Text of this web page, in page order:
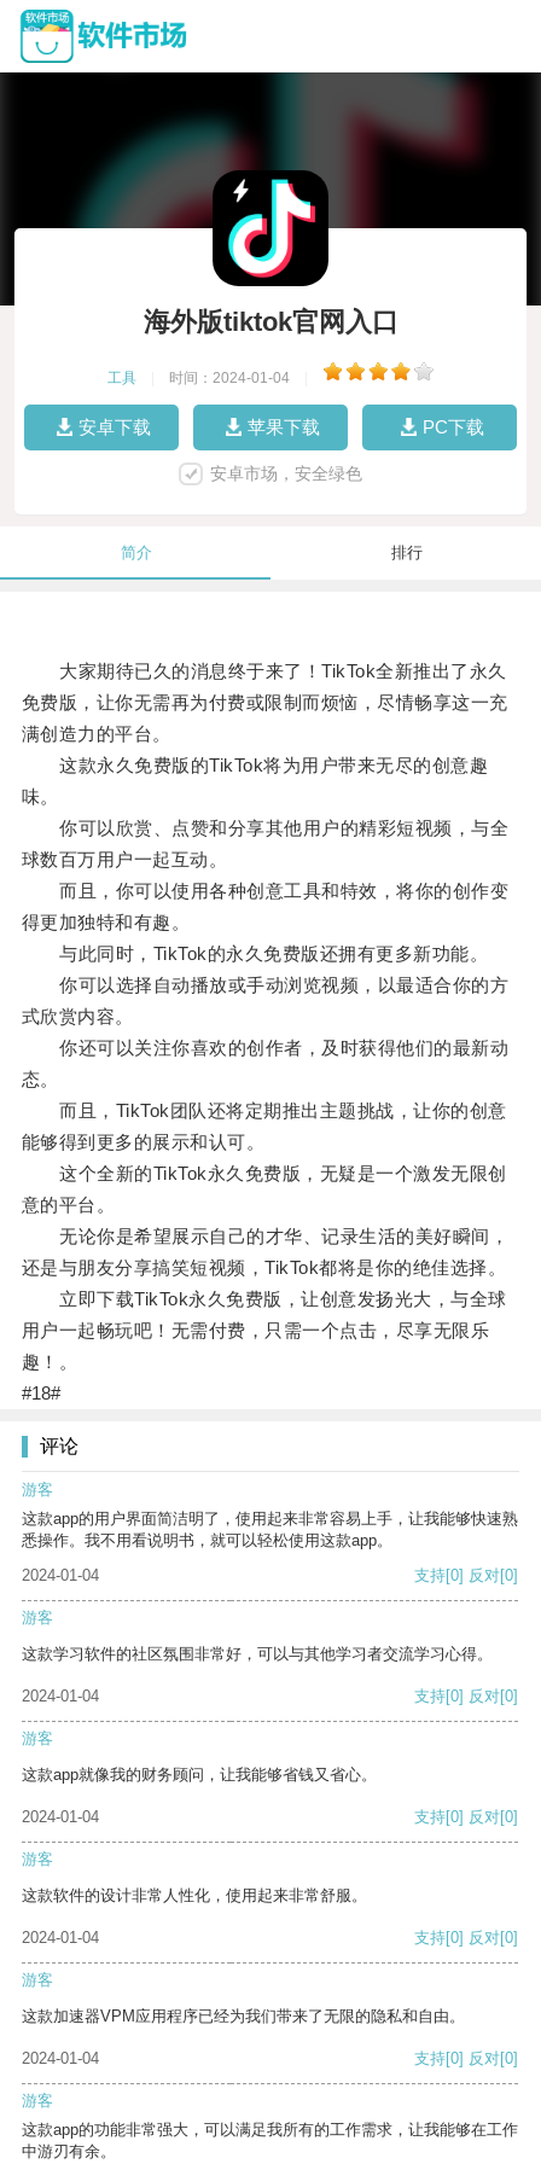
海外版tiktok官网入口
工具 时间：2024-01-04
安卓下载 苹果下载 PC下载
安卓市场，安全绿色
简介 排行
大家期待已久的消息终于来了！TikTok全新推出了永久
免费版，让你无需再为付费或限制而烦恼，尽情畅享这一充
满创造力的平台。
这款永久免费版的TikTok将为用户带来无尽的创意趣
味。
你可以欣赏、点赞和分享其他用户的精彩短视频，与全
球数百万用户一起互动。
而且，你可以使用各种创意工具和特效，将你的创作变
得更加独特和有趣。
与此同时，TikTok的永久免费版还拥有更多新功能。
你可以选择自动播放或手动浏览视频，以最适合你的方
式欣赏内容。
你还可以关注你喜欢的创作者，及时获得他们的最新动
态。
而且，TikTok团队还将定期推出主题挑战，让你的创意
能够得到更多的展示和认可。
这个全新的TikTok永久免费版，无疑是一个激发无限创
意的平台。
无论你是希望展示自己的才华、记录生活的美好瞬间，
还是与朋友分享搞笑短视频，TikTok都将是你的绝佳选择。
立即下载TikTok永久免费版，让创意发扬光大，与全球
用户一起畅玩吧！无需付费，只需一个点击，尽享无限乐
趣！。
#18#
评论
游客
这款app的用户界面简洁明了，使用起来非常容易上手，让我能够快速熟
悉操作。我不用看说明书，就可以轻松使用这款app。
2024-01-04
支持[0] 反对[0]
游客
这款学习软件的社区氛围非常好，可以与其他学习者交流学习心得。
2024-01-04 支持[0] 反对[0]
游客
这款app就像我的财务顾问，让我能够省钱又省心。
2024-01-04 支持[0] 反对[0]
游客
这款软件的设计非常人性化，使用起来非常舒服。
2024-01-04 支持[0] 反对[0]
游客
这款加速器VPM应用程序已经为我们带来了无限的隐私和自由。
2024-01-04 支持[0] 反对[0]
游客
这款app的功能非常强大，可以满足我所有的工作需求，让我能够在工作
中游刃有余。